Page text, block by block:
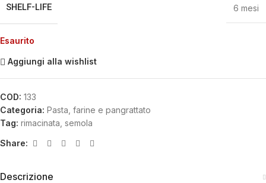
SHELF-LIFE 6 mesi
Esaurito
Aggiungi alla wishlist
COD: 133
Categoria: Pasta, farine e pangrattato
Tag: rimacinata semola
Share:
Descrizione